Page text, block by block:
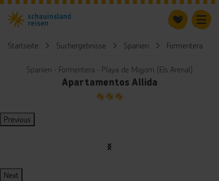
Startseite Suchergebnisse Spanien Formentera
Spanien ∙ Formentera ∙ Playa de Migjorn (Els Arenal)
Apartamentos Allida
3
Previous
Next